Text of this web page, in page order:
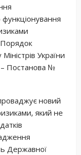
Порядок
України
Постанова №
новий
який не
Державної